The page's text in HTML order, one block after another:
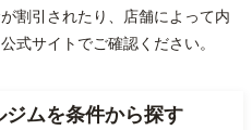
割引されたり、店舗によって内
式サイトでご確認ください。
ムを条件から探す